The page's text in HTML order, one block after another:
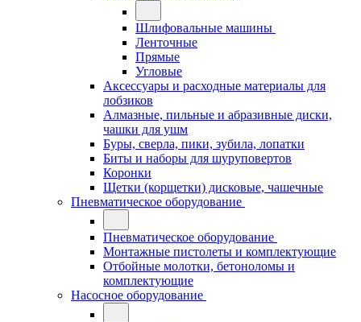
Шлифовальные машины
Ленточные
Прямые
Угловые
Аксессуары и расходные материалы для
лобзиков
Алмазные, пильные и абразивные диски,
чашки для ушм
Буры, сверла, пики, зубила, лопатки
Биты и наборы для шуруповертов
Коронки
Щетки (корщетки) дисковые, чашечные
Пневматическое оборудование
Пневматическое оборудование
Монтажные пистолеты и комплектующие
Отбойные молотки, бетоноломы и
комплектующие
Насосное оборудование